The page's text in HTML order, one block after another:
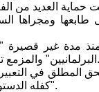
ومجراها
مدة غير قصيرة
البرلمانيين" والمزمع تنظيمها يوم السبت المقبل ( 31 من آب الجاري).
المطلق في
كفله الدستور لكل المواطنين في مادته السادسة والأربعين".